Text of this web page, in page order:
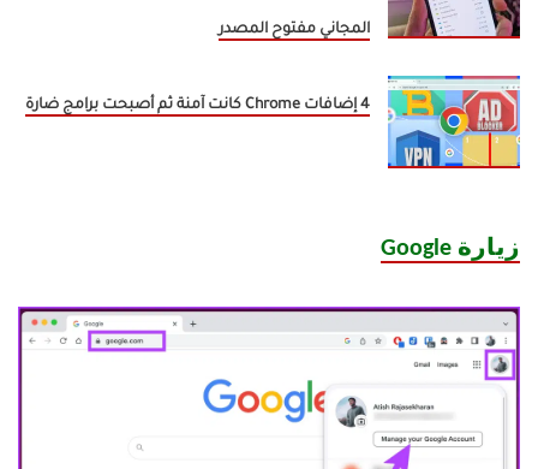
المجاني مفتوح المصدر
4 إضافات Chrome كانت آمنة ثم أصبحت برامج ضارة
زيارة Google